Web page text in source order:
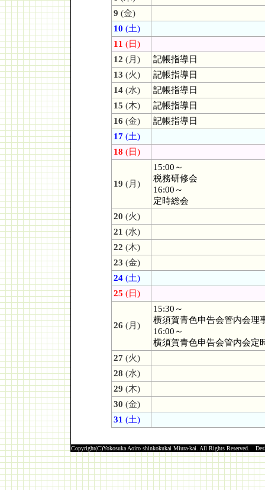
9 (金)
10 (土)
11 (日)
12 (月)
記帳指導日
13 (火)
記帳指導日
14(水)
記帳指導日
15 (木)
記帳指導日
16 (金)
記帳指導日
17(土)
18 (日)
19 (月)
15:00～
税務研修会
16:00～
定時総会
20 (火)
21 (水)
22 (木)
23 (金)
24(土)
25 (日)
26 (月)
15:30～
横須賀青色申告会管内会理
16:00～
横須賀青色申告会管内会定
27 (火)
28 (水)
29 (木)
30 (金)
31 (土)
Copyright(C)Yokosuka Aoiro shinkokukai Miura-kai. All Rights Reserved.